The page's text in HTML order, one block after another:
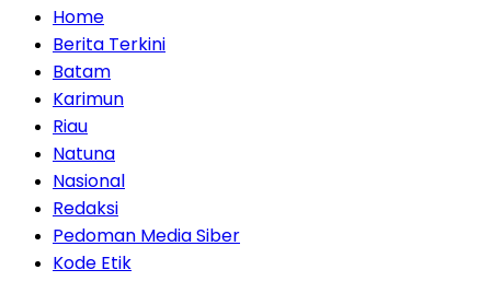
Home
Berita Terkini
Batam
Karimun
Riau
Natuna
Nasional
Redaksi
Pedoman Media Siber
Kode Etik